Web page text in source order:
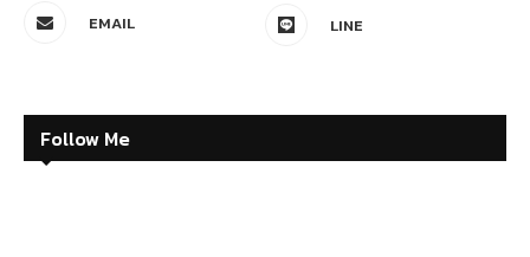
EMAIL LINE
Follow Me